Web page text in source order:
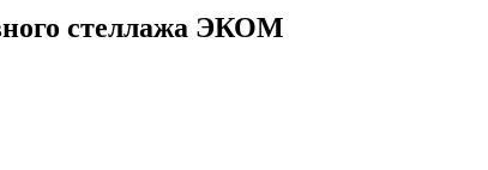
стеллажа ЭКОМ